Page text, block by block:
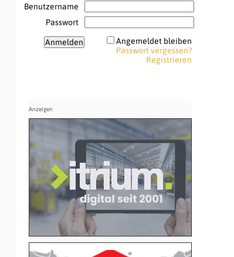
Benutzername
Passwort
Angemeldet bleiben
Passwort vergessen?
Registrieren